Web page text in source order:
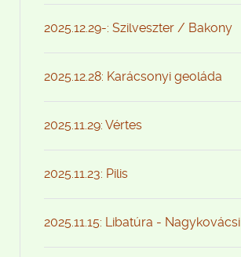
2025.12.29-: Szilveszter / Bakony
2025.12.28: Karácsonyi geoláda
2025.11.29: Vértes
2025.11.23: Pilis
2025.11.15: Libatúra - Nagykovácsi